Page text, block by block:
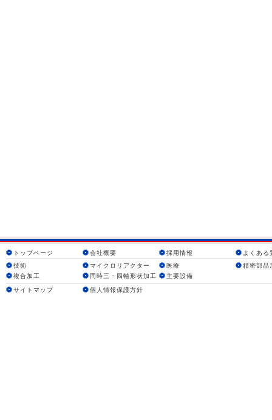
トップページ 会社概要 採用情報
よくある
技術
マイクロリアクター 医療
精密部品
複合加工
同時三・四軸形状加工 主要設備
サイトマップ 個人情報保護方針